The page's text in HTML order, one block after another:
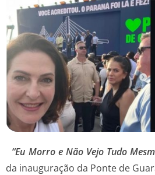
“Eu Morro e Não Vejo Tudo
da inauguração da Ponte de